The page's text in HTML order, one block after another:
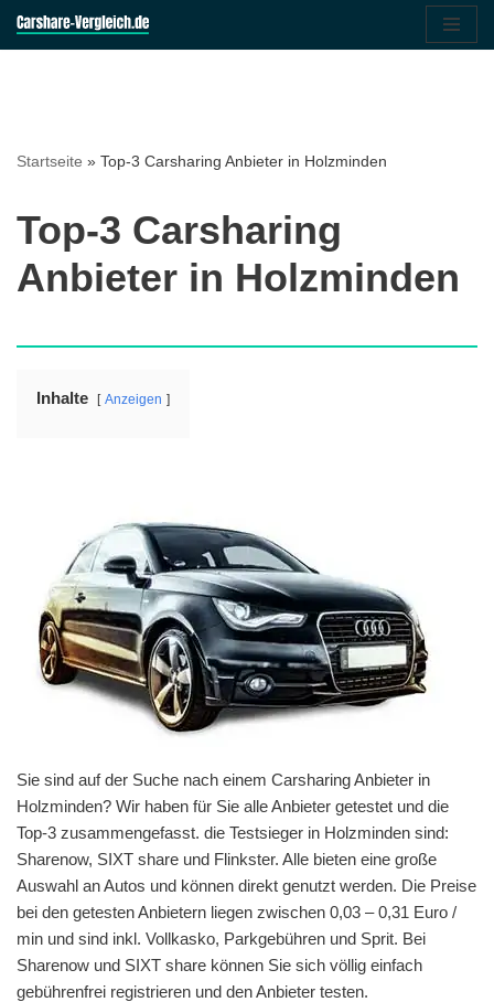
Startseite » Top-3 Carsharing Anbieter in Holzminden
Top-3 Carsharing
Anbieter in Holzminden
Inhalte Anzeigen
Sie sind auf der Suche nach einem Carsharing Anbieter in
Holzminden? Wir haben für Sie alle Anbieter getestet und die
Top-3 zusammengefasst. die Testsieger in Holzminden sind:
Sharenow, SIXT share und Flinkster. Alle bieten eine große
Auswahl an Autos und können direkt genutzt werden. Die Preise
bei den getesten Anbietern liegen zwischen 0,03 – 0,31 Euro /
min und sind inkl. Vollkasko, Parkgebühren und Sprit. Bei
Sharenow und SIXT share können Sie sich völlig einfach
gebührenfrei registrieren und den Anbieter testen.